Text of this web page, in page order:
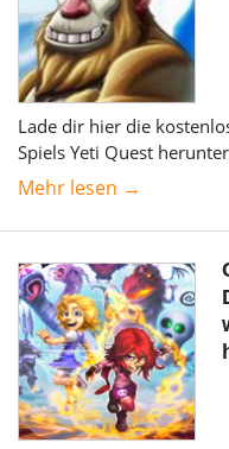
Lade dir hier die
Spiels Yeti Quest
Mehr lesen →